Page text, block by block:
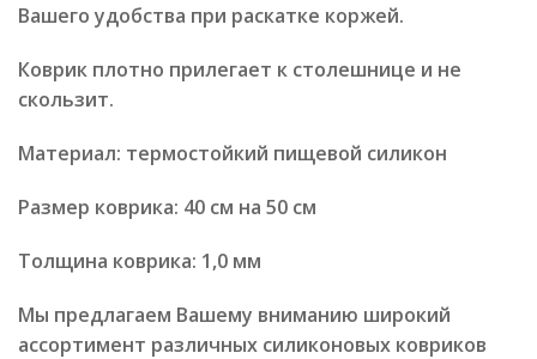
Вашего удобства при раскатке коржей.
Коврик плотно прилегает к столешнице и не
скользит.
Материал: термостойкий пищевой силикон
Размер коврика: 40 см на 50 см
Толщина коврика: 1,0 мм
Мы предлагаем Вашему вниманию широкий
ассортимент различных силиконовых ковриков